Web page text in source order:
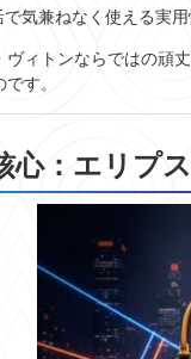
気兼ねなく使える実
ヴィトンならではの頑
す。
心：エリプ